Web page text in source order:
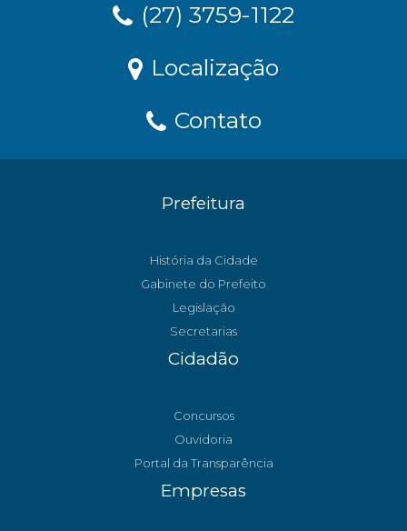
(27) 3759-1122
Localização
Contato
Prefeitura
História da Cidade
Gabinete do Prefeito
Legislação
Secretarias
Cidadão
Concursos
Ouvidoria
Portal da Transparência
Empresas